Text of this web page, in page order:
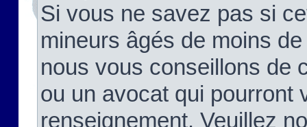
Si vous ne savez pas si
mineurs âgés de moins
nous vous conseillons de
ou un avocat qui pourront
renseignement. Veuillez